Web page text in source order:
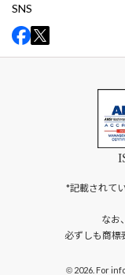
SNS
*記載されて
なお
必ずしも商標
©2026. For